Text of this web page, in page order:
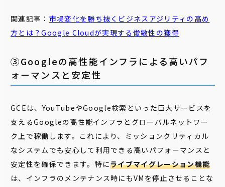
関連記事： 市場変化を勝ち抜くビジネスアジリティの高め
方とは？Google Cloudが実現する 俊敏性 の獲得
③Googleの高性能インフラによる高いパフ
ォーマンスと安定性
GCEは、YouTubeやGoogle検索といった巨大サービスを
支えるGoogleの高性能インフラとグローバルネットワー
ク上で稼働します。これにより、ミッションクリティカル
なシステムでも安心して利用できる高いパフォーマンスと
安定性を確保できます。特にライブマイグレーション機能
は、インフラのメンテナンス時にもVMを停止させることな